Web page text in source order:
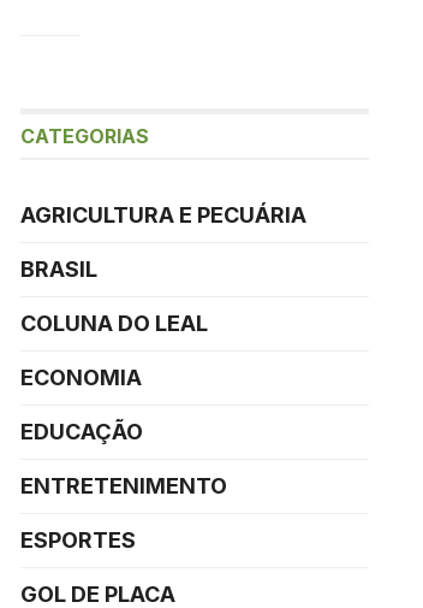
CATEGORIAS
AGRICULTURA E PECUÁRIA
BRASIL
COLUNA DO LEAL
ECONOMIA
EDUCAÇÃO
ENTRETENIMENTO
ESPORTES
GOL DE PLACA